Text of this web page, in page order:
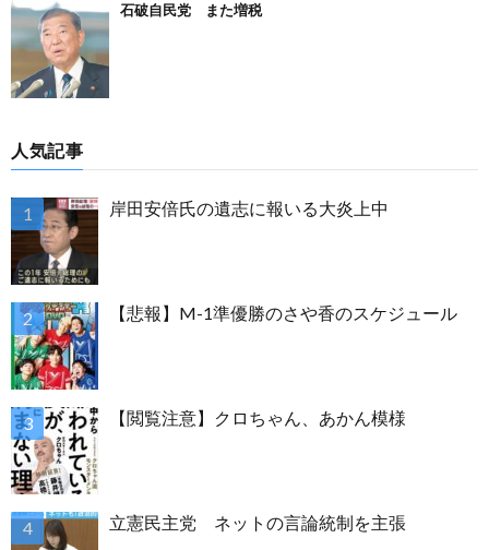
石破自民党 また増税
人気記事
岸田安倍氏の遺志に報いる大炎上中
【悲報】M-1準優勝のさや香のスケジュール
【閲覧注意】クロちゃん、あかん模様
立憲民主党 ネットの言論統制を主張